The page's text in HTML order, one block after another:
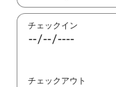
チェックイン
チェックアウト